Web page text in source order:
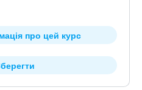
про цей курс